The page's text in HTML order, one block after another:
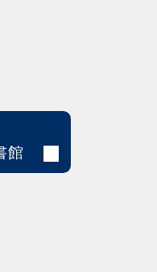
館